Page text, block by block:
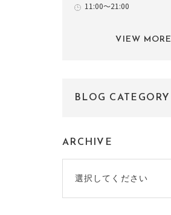
11:00～21:00
VIEW MORE
BLOG CATEGORY
ARCHIVE
選択してください